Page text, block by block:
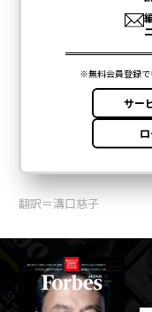
翻訳＝溝口慈子